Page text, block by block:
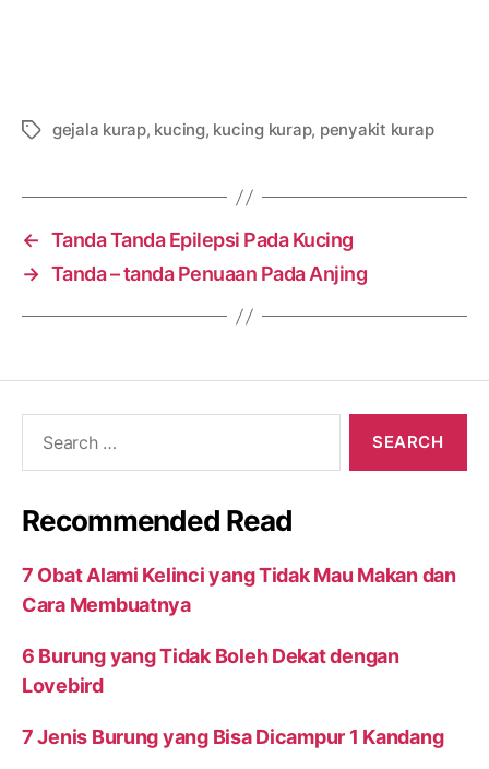
Tagsgejala kurap, kucing, kucing kurap, penyakit kurap
← Tanda Tanda Epilepsi Pada Kucing
→ Tanda – tanda Penuaan Pada Anjing
Recommended Read
7 Obat Alami Kelinci yang Tidak Mau Makan dan
Cara Membuatnya
6 Burung yang Tidak Boleh Dekat dengan
Lovebird
7 Jenis Burung yang Bisa Dicampur 1 Kandang